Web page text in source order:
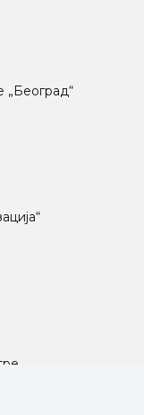
„Београд“